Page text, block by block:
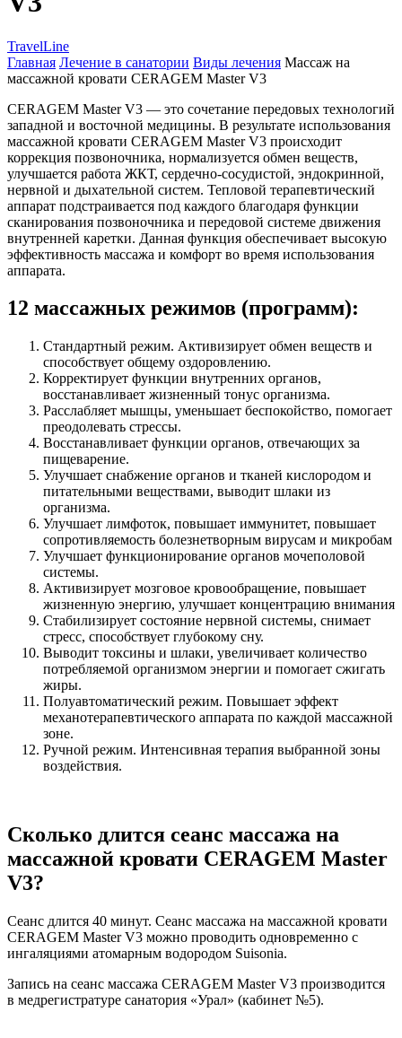
TravelLine
Главная Лечение в санатории Виды лечения Массаж на
массажной кровати CERAGEM Master V3
CERAGEM Master V3 — это сочетание передовых технологий
западной и восточной медицины. В результате использования
массажной кровати CERAGEM Master V3 происходит
коррекция позвоночника, нормализуется обмен веществ,
улучшается работа ЖКТ, сердечно-сосудистой, эндокринной,
нервной и дыхательной систем. Тепловой терапевтический
аппарат подстраивается под каждого благодаря функции
сканирования позвоночника и передовой системе движения
внутренней каретки. Данная функция обеспечивает высокую
эффективность массажа и комфорт во время использования
аппарата.
12 массажных режимов (программ):
Стандартный режим. Активизирует обмен веществ и
способствует общему оздоровлению.
Корректирует функции внутренних органов,
восстанавливает жизненный тонус организма.
Расслабляет мышцы, уменьшает беспокойство, помогает
преодолевать стрессы.
Восстанавливает функции органов, отвечающих за
пищеварение.
Улучшает снабжение органов и тканей кислородом и
питательными веществами, выводит шлаки из
организма.
Улучшает лимфоток, повышает иммунитет, повышает
сопротивляемость болезнетворным вирусам и микробам
Улучшает функционирование органов мочеполовой
системы.
Активизирует мозговое кровообращение, повышает
жизненную энергию, улучшает концентрацию внимания
Стабилизирует состояние нервной системы, снимает
стресс, способствует глубокому сну.
Выводит токсины и шлаки, увеличивает количество
потребляемой организмом энергии и помогает сжигать
жиры.
Полуавтоматический режим. Повышает эффект
механотерапевтического аппарата по каждой массажной
зоне.
Ручной режим. Интенсивная терапия выбранной зоны
воздействия.
Сколько длится сеанс массажа на
массажной кровати CERAGEM Master
V3?
Сеанс длится 40 минут. Сеанс массажа на массажной кровати
CERAGEM Master V3 можно проводить одновременно с
ингаляциями атомарным водородом Suisonia.
Запись на сеанс массажа CERAGEM Master V3 производится
в медрегистратуре санатория «Урал» (кабинет №5).